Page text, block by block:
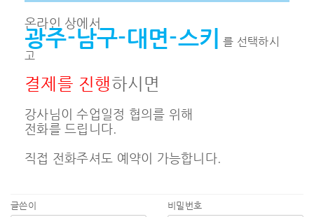
온라인 상에서
광주-남구-대면-스키
를 선택하시
고
결제를 진행하시면
강사님이 수업일정 협의를 위해
전화를 드립니다.
직접 전화주셔도 예약이 가능합니다.
글쓴이 비밀번호